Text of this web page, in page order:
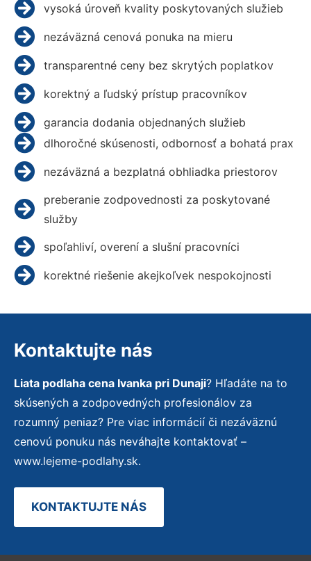
vysoká úroveň kvality poskytovaných služieb
nezáväzná cenová ponuka na mieru
transparentné ceny bez skrytých poplatkov
korektný a ľudský prístup pracovníkov
garancia dodania objednaných služieb
dlhoročné skúsenosti, odbornosť a bohatá prax
nezáväzná a bezplatná obhliadka priestorov
preberanie zodpovednosti za poskytované
služby
spoľahliví, overení a slušní pracovníci
korektné riešenie akejkoľvek nespokojnosti
Kontaktujte nás
Liata podlaha cena Ivanka pri Dunaji? Hľadáte na to
skúsených a zodpovedných profesionálov za
rozumný peniaz? Pre viac informácií či nezáväznú
cenovú ponuku nás neváhajte kontaktovať –
www.lejeme-podlahy.sk.
KONTAKTUJTE NÁS